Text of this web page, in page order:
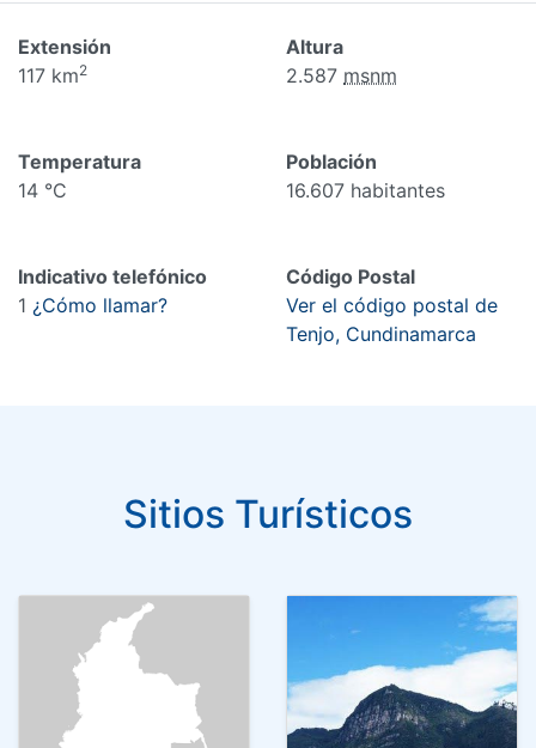
Extensión
117 km2
Altura
2.587 msnm
Temperatura
14 °C
Población
16.607 habitantes
Indicativo telefónico
1 ¿Cómo llamar?
Código Postal
Ver el código postal de
Tenjo, Cundinamarca
Sitios Turísticos